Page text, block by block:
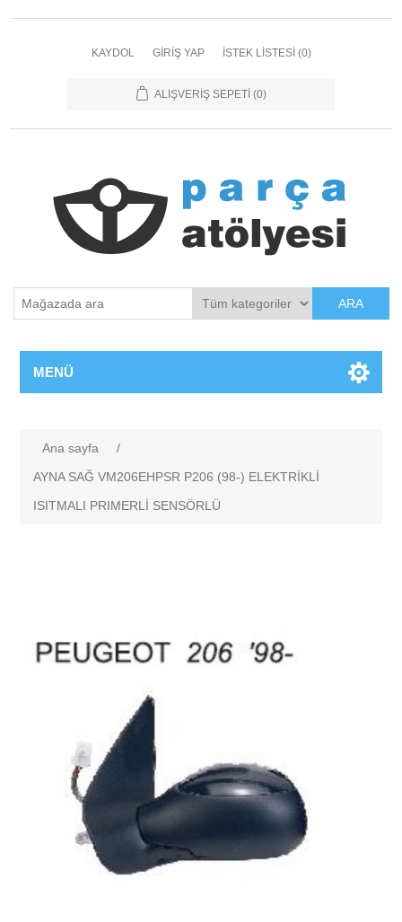
KAYDOL GIRIŞ YAP İSTEK LISTESI (0)
ALIŞVERIŞ SEPETI (0)
ARA
MENÜ
Ana sayfa
/
AYNA SAĞ VM206EHPSR P206 (98-) ELEKTRİKLİ
ISITMALI PRIMERLİ SENSÖRLÜ